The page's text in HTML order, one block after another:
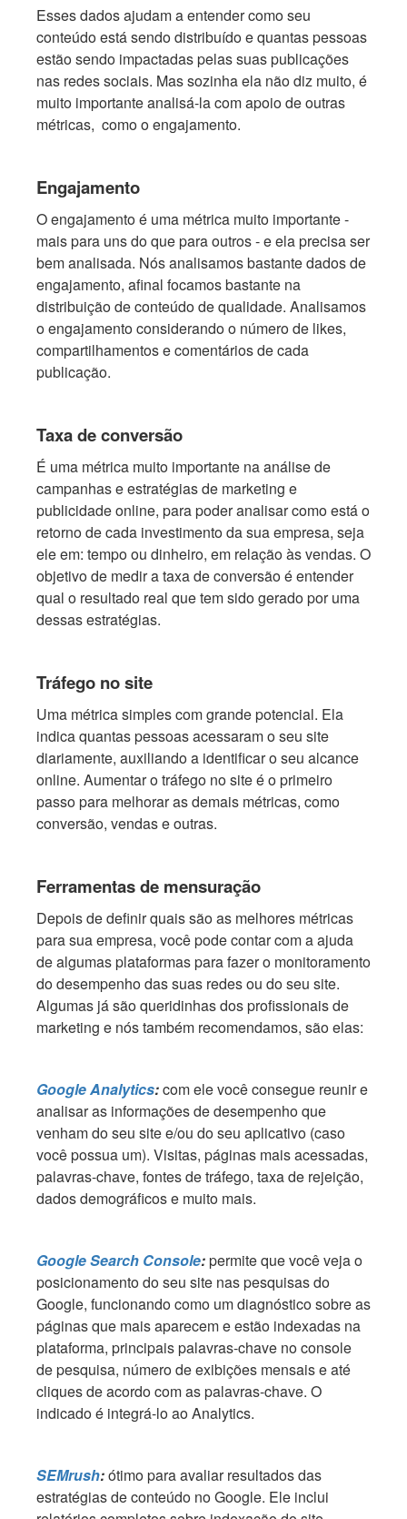
Esses dados ajudam a entender como seu
conteúdo está sendo distribuído e quantas pessoas
estão sendo impactadas pelas suas publicações
nas redes sociais. Mas sozinha ela não diz muito, é
muito importante analisá-la com apoio de outras
métricas, como o engajamento.
Engajamento
O engajamento é uma métrica muito importante -
mais para uns do que para outros - e ela precisa ser
bem analisada. Nós analisamos bastante dados de
engajamento, afinal focamos bastante na
distribuição de conteúdo de qualidade. Analisamos
o engajamento considerando o número de likes,
compartilhamentos e comentários de cada
publicação.
Taxa de conversão
É uma métrica muito importante na análise de
campanhas e estratégias de marketing e
publicidade online, para poder analisar como está o
retorno de cada investimento da sua empresa, seja
ele em: tempo ou dinheiro, em relação às vendas. O
objetivo de medir a taxa de conversão é entender
qual o resultado real que tem sido gerado por uma
dessas estratégias.
Tráfego no site
Uma métrica simples com grande potencial. Ela
indica quantas pessoas acessaram o seu site
diariamente, auxiliando a identificar o seu alcance
online. Aumentar o tráfego no site é o primeiro
passo para melhorar as demais métricas, como
conversão, vendas e outras.
Ferramentas de mensuração
Depois de definir quais são as melhores métricas
para sua empresa, você pode contar com a ajuda
de algumas plataformas para fazer o monitoramento
do desempenho das suas redes ou do seu site.
Algumas já são queridinhas dos profissionais de
marketing e nós também recomendamos, são elas:
Google Analytics:com ele você consegue reunir e
analisar as informações de desempenho que
venham do seu site e/ou do seu aplicativo (caso
você possua um). Visitas, páginas mais acessadas,
palavras-chave, fontes de tráfego, taxa de rejeição,
dados demográficos e muito mais.
Google Search Console:permite que você veja o
posicionamento do seu site nas pesquisas do
Google, funcionando como um diagnóstico sobre as
páginas que mais aparecem e estão indexadas na
plataforma, principais palavras-chave no console
de pesquisa, número de exibições mensais e até
cliques de acordo com as palavras-chave. O
indicado é integrá-lo ao Analytics.
SEMrush:ótimo para avaliar resultados das
estratégias de conteúdo no Google. Ele inclui